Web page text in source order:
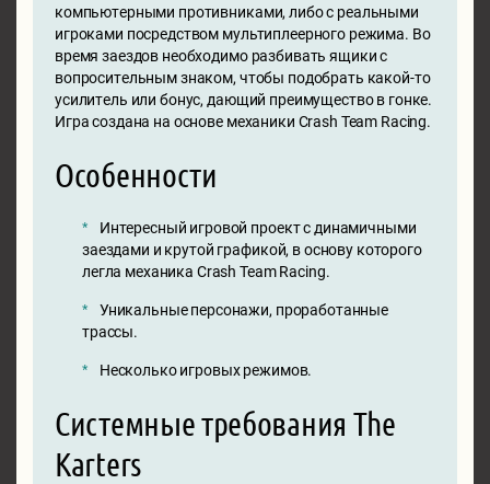
компьютерными противниками, либо с реальными
игроками посредством мультиплеерного режима. Во
время заездов необходимо разбивать ящики с
вопросительным знаком, чтобы подобрать какой-то
усилитель или бонус, дающий преимущество в гонке.
Игра создана на основе механики Crash Team Racing.
Особенности
Интересный игровой проект с динамичными
заездами и крутой графикой, в основу которого
легла механика Crash Team Racing.
Уникальные персонажи, проработанные
трассы.
Несколько игровых режимов.
Системные требования The
Karters